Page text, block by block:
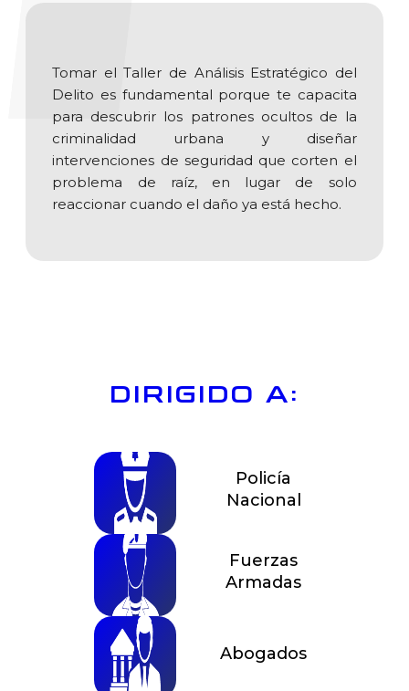
Tomar el Taller de Análisis Estratégico del
Delito es fundamental porque te capacita
para descubrir los patrones ocultos de la
criminalidad urbana y diseñar
intervenciones de seguridad que corten el
problema de raíz, en lugar de solo
reaccionar cuando el daño ya está hecho.
DIRIGIDO A:
Policía
Nacional
Fuerzas
Armadas
Abogados